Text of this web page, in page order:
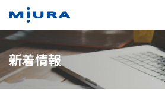
新着情報